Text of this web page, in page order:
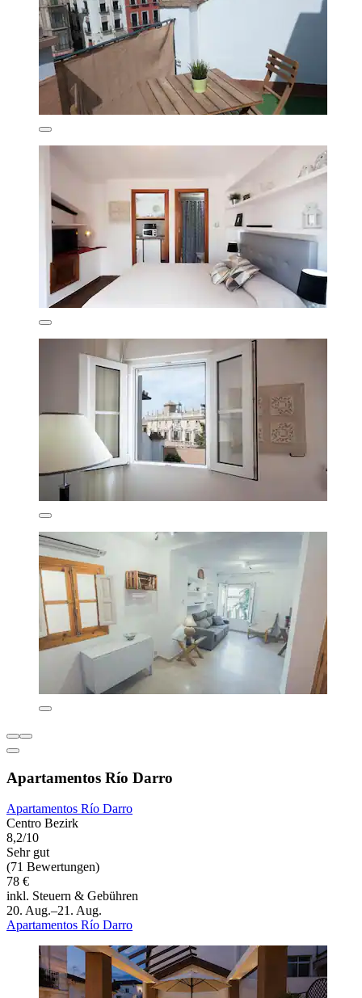
Apartamentos Río Darro
Apartamentos Río Darro
Centro Bezirk
8,2/10
Sehr gut
(71 Bewertungen)
78 €
inkl. Steuern & Gebühren
20. Aug.–21. Aug.
Apartamentos Río Darro